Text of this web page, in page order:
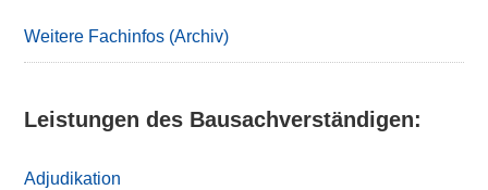
Weitere Fachinfos (Archiv)
Leistungen des Bausachverständigen:
Adjudikation